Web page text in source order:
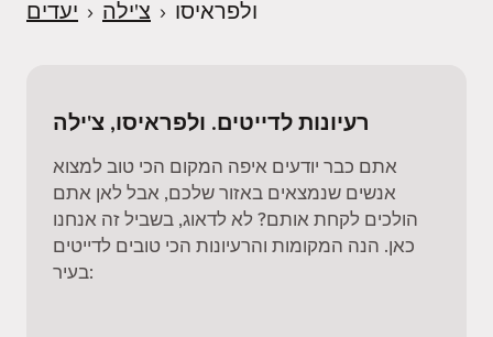
יעדים › צ'ילה › ולפראיסו
רעיונות לדייטים. ולפראיסו, צ'ילה
אתם כבר יודעים איפה המקום הכי טוב למצוא
אנשים שנמצאים באזור שלכם, אבל לאן אתם
הולכים לקחת אותם? לא לדאוג, בשביל זה אנחנו
כאן. הנה המקומות והרעיונות הכי טובים לדייטים
בעיר: